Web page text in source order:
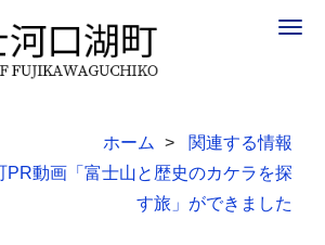
ホーム
関連する情報
PR動画「富士山と歴史のカケラを探
す旅」ができました